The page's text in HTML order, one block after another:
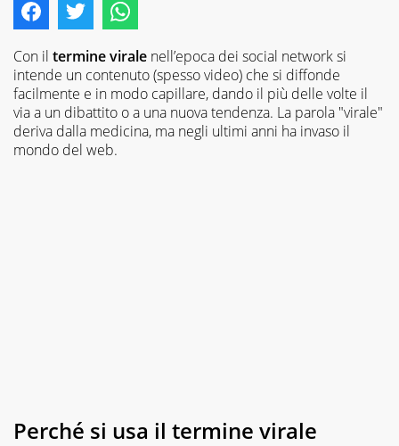
Con il termine virale nell’epoca dei social network si
intende un contenuto (spesso video) che si diffonde
facilmente e in modo capillare, dando il più delle volte il
via a un dibattito o a una nuova tendenza. La parola "virale"
deriva dalla medicina, ma negli ultimi anni ha invaso il
mondo del web.
Perché si usa il termine virale